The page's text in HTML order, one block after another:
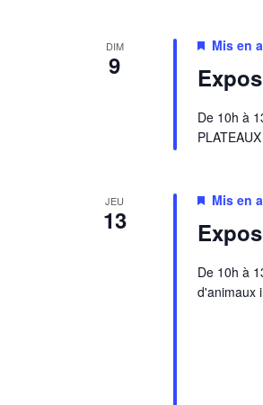
DIM
9
Mis en
De 10h à
JEU
13
Mis en
De 10h à
d'animaux